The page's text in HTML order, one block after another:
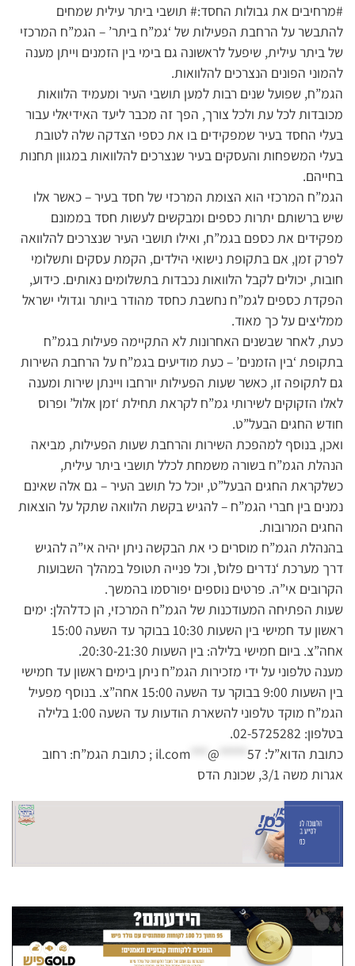
#מרחיבים את גבולות החסד:# תושבי ביתר עילית שמחים
להתבשר על הרחבת הפעילות של ‘גמ”ח ביתר’ – הגמ”ח המרכזי
של ביתר עילית, שיפעל לראשונה גם בימי בין הזמנים וייתן מענה
להמוני הפונים הנצרכים להלוואות.
הגמ”ח, שפועל שנים רבות למען תושבי העיר ומעמיד הלוואות
מכובדות לכל עת ולכל צורך, הפך זה מכבר ליעד האידיאלי עבור
בעלי החסד בעיר שמפקידים בו את כספי הצדקה שלה לטובת
בעלי המשפחות והעסקים בעיר שנצרכים להלוואות במגוון תחנות
בחייהם.
הגמ”ח המרכזי הוא הצומת המרכזי של חסד בעיר – כאשר אלו
שיש ברשותם יתרות כספים ומבקשים לעשות חסד בממונם
מפקידים את כספם בגמ”ח, ואילו תושבי העיר שנצרכים להלוואה
לפרק זמן, אם בתקופת נישואי הילדים, הקמת עסקים ותשלומי
חובות, יכולים לקבל הלוואות נכבדות בתשלומים נאותים. כידוע,
הפקדת כספים לגמ”ח נחשבת כחסד מהודר ביותר וגדולי ישראל
ממליצים על כך מאוד.
כעת, לאחר שבשנים האחרונות לא התקיימה פעילות בגמ”ח
בתקופת ‘בין הזמנים’ – כעת מודיעים בגמ”ח על הרחבת השירות
גם לתקופה זו, כאשר שעות הפעילות יורחבו ויינתן שירות ומענה
לאלו הזקוקים לשירותי גמ”ח לקראת תחילת ‘זמן אלול’ ופרוס
חודש החגים הבעל”ט.
ואכן, בנוסף למהפכת השירות והרחבת שעות הפעילות, מביאה
הנהלת הגמ”ח בשורה משמחת לכלל תושבי ביתר עילית,
כשלקראת החגים הבעל”ט, יוכל כל תושב העיר – גם אלה שאינם
נמנים בין חברי הגמ”ח – להגיש בקשת הלוואה שתקל על הוצאות
החגים המרובות.
בהנהלת הגמ”ח מוסרים כי את הבקשה ניתן יהיה אי”ה להגיש
דרך מערכת ‘נדרים פלוס’, וכל פנייה תטופל במהלך השבועות
הקרובים אי”ה. פרטים נוספים יפורסמו בהמשך.
שעות הפתיחה המעודכנות של הגמ”ח המרכזי, הן כדלהלן: ימים
ראשון עד חמישי בין השעות 10:30 בבוקר עד השעה 15:00
אחה”צ. ביום חמישי בלילה: בין השעות 20:30-21:30.
מענה טלפוני על ידי מזכירות הגמ”ח ניתן בימים ראשון עד חמישי
בין השעות 9:00 בבוקר עד השעה 15:00 אחה”צ. בנוסף מפעיל
הגמ”ח מוקד טלפוני להשארת הודעות עד השעה 1:00 בלילה
בטלפון: 02-5725282.
כתובת הדוא”ל: 57
@
il.com ; כתובת הגמ”ח: רחוב
אגרות משה 3/1, שכונת הדס